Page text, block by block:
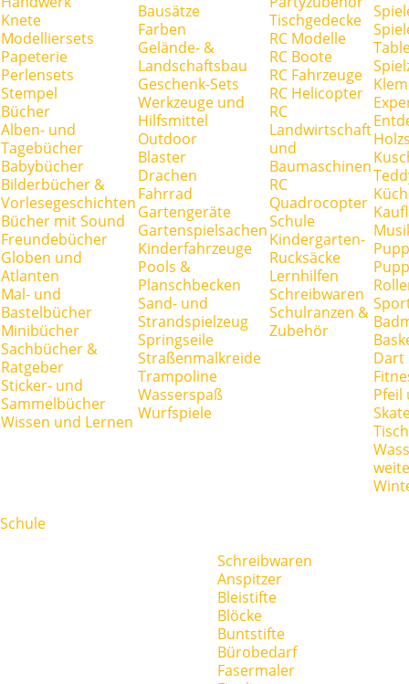
Knete
Modelliersets
Papeterie
Perlensets
Stempel
Bücher
Alben- und
Tagebücher
Babybücher
Bilderbücher &
Vorlesegeschichten
Bücher mit Sound
Freundebücher
Globen und
Atlanten
Mal- und
Bastelbücher
Minibücher
Sachbücher &
Ratgeber
Sticker- und
Sammelbücher
Wissen und Lernen
Bausätze
Farben
Gelände- &
Landschaftsbau
Geschenk-Sets
Werkzeuge und
Hilfsmittel
Outdoor
Blaster
Drachen
Fahrrad
Gartengeräte
Gartenspielsachen
Kinderfahrzeuge
Pools &
Planschbecken
Sand- und
Strandspielzeug
Springseile
Straßenmalkreide
Trampoline
Wasserspaß
Wurfspiele
Tischgedecke
RC Modelle
RC Boote
RC Fahrzeuge
RC Helicopter
RC
Landwirtschaft
und
Baumaschinen
RC
Quadrocopter
Schule
Kindergarten-
Rucksäcke
Lernhilfen
Schreibwaren
Schulranzen &
Zubehör
Dart
Pfeil
Schule
Schreibwaren
Anspitzer
Bleistifte
Blöcke
Buntstifte
Bürobedarf
Fasermaler